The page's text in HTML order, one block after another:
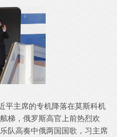
主席的专机降落在莫斯科机
梯，俄罗斯高官上前热烈欢
队高奏中俄两国国歌，习主席